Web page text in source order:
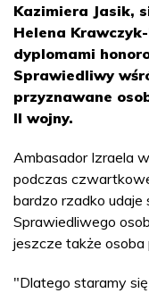
Kazimiera Jasik,
Helena
dyplomami
Sprawiedliwy
przyznawane
II wojny.
Ambasador Izraela
podczas
bardzo rzadko udaje
Sprawiedliwego
jeszcze także osoba
"Dlatego staramy